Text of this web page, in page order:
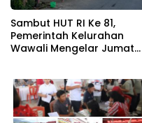
Sambut HUT RI Ke 81,
Pemerintah Kelurahan
Wawali Mengelar Jumat